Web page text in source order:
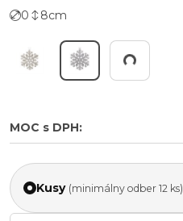
0 8cm
Working...
MOC s DPH:
Kusy (minimálny odber 12 ks)